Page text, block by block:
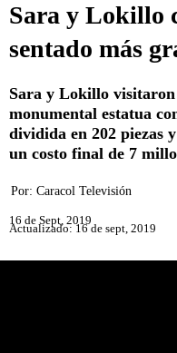
Sara y Lokillo
sentado más
Sara y Lokillo
monumental estatua
dividida en 202 piezas
un costo final de 7
Por: Caracol Televisión
16 de Sept, 2019
Actualizado: 16 de sept, 2019